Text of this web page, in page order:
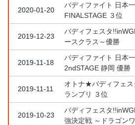
2020-01-20
バディファイト 日本
FINALSTAGE ３位
2019-12-23
バディフェスタ
ースクラス～優勝
2019-11-18
バディファイト 日本
2ndSTAGE 静岡 優勝
2019-11-11
オトナ★バディフェ
ランプリ ３位
2019-10-23
バディフェスタ
強決定戦 ～ドラゴン